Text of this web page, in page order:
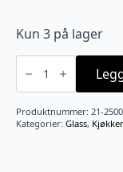
Kun 3 på lager
Rødvinglass
stor
pk
61,5
cl
Produktnummer: 21-2500
Kategorier: Glass,